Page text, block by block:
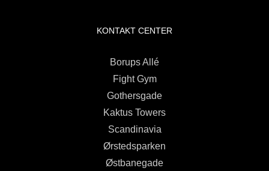
KONTAKT CENTER
Borups Allé
Fight Gym
Gothersgade
Kaktus Towers
Scandinavia
Ørstedsparken
Østbanegade